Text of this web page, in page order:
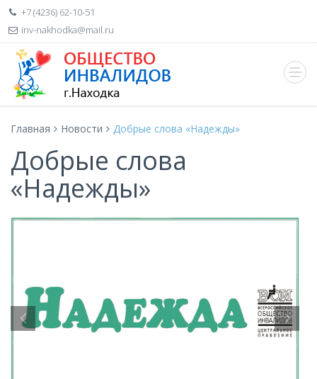
+7 (4236) 62-10-51
inv-nakhodka@mail.ru
Главная Новости Добрые слова «Надежды»
Добрые слова
«Надежды»